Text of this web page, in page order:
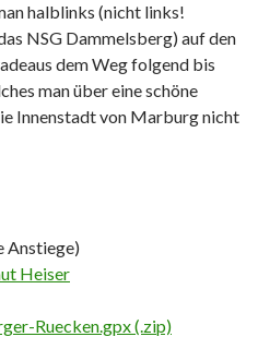
halblinks (nicht links!
NSG Dammelsberg) auf den
dem Weg folgend bis
man über eine schöne
Innenstadt von Marburg nicht
Anstiege)
Heiser
Ruecken.gpx (.zip)